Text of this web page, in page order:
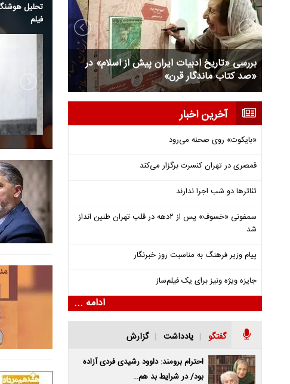
به خودم این معرفی تصویری کتاب چیستی و چرایی ادبیات قدسی
بررسی «تاریخ
«صد کتاب
برگزاری رویداد فرهنگی هنری «اشک و آیینه»
در برج آزادی
آخرین اخبار
«بایکوت» روی صحنه می‌رود
قمصری در تهران کنسرت برگزار می‌کند
تئاترها دو شب اجرا ندارند
سمفونی «خسوف» پس از ۲دهه در قلب تهران طنین انداز
شد
پیام وزیر فرهنگ به مناسبت روز خبرنگار
جایزه ویژه ونیز برای یک فیلم‌ساز
ادامه ...
گفتگو یادداشت گزارش
احترام برومند: داوود رشیدی فردی آزاده
بود/ در شرایط بد هم…